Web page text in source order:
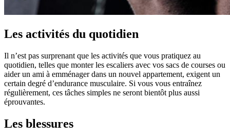
Les activités du quotidien
Il n’est pas surprenant que les activités que vous pratiquez au
quotidien, telles que monter les escaliers avec vos sacs de courses ou
aider un ami à emménager dans un nouvel appartement, exigent un
certain degré d’endurance musculaire. Si vous vous entraînez
régulièrement, ces tâches simples ne seront bientôt plus aussi
éprouvantes.
Les blessures